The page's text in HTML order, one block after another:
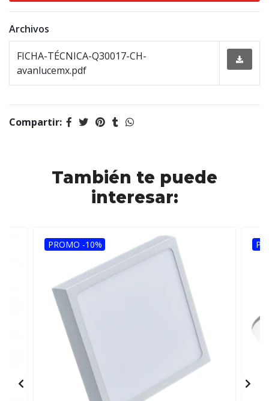
Archivos
FICHA-TÉCNICA-Q30017-CH-
avanlucemx.pdf
Compartir:
También te puede
interesar:
PROMO -10%